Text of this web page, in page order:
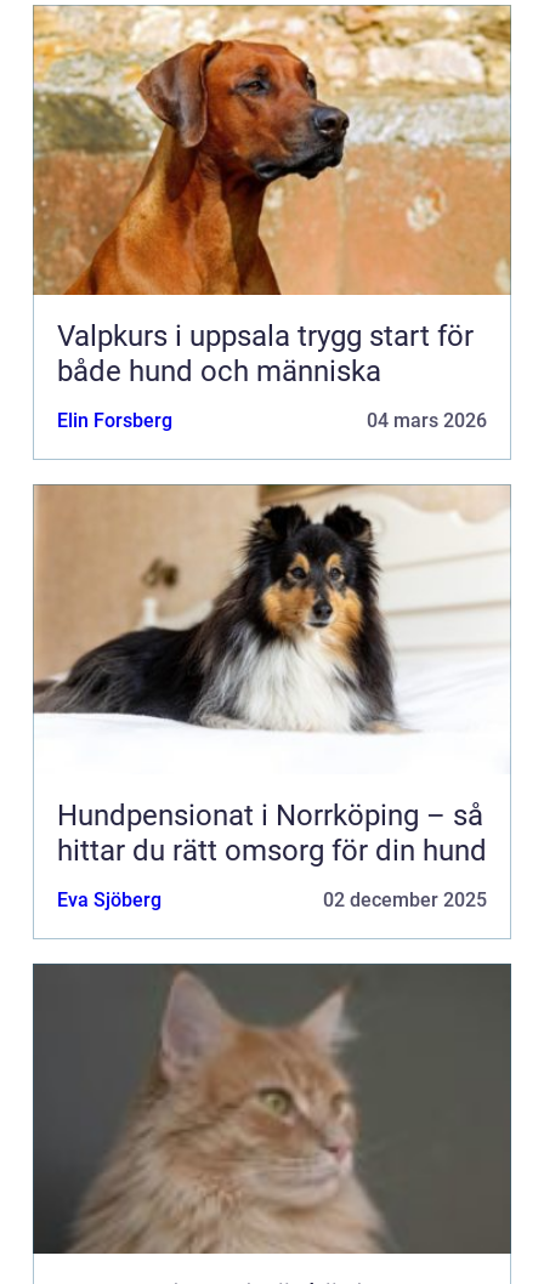
Valpkurs i uppsala trygg start för
både hund och människa
Elin Forsberg 04 mars 2026
Hundpensionat i Norrköping – så
hittar du rätt omsorg för din hund
Eva Sjöberg 02 december 2025